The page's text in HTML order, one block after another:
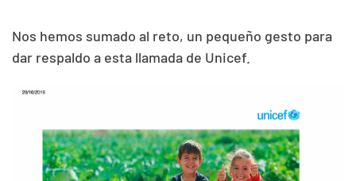
Nos hemos sumado al reto, un pequeño gesto para
dar respaldo a esta llamada de Unicef.